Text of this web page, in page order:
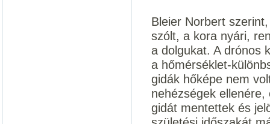
Bleier Norbert
szólt, a kora nyári,
a dolgukat. A drónos
a hőmérséklet-
gidák hőképe nem
nehézségek
gidát mentettek és